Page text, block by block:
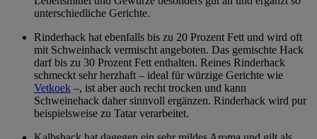
unterschiedliche Gerichte.
Rinderhack hat ebenfalls bis zu 20 Prozent Fett und wird oft
mit Schweinhack vermischt angeboten. Das gemischte Hack
darf bis zu 30 Prozent Fett enthalten. Reines Rinderhack
schmeckt sehr herzhaft – ideal für würzige Gerichte wie
Vetkoek –, ist aber auch recht trocken und kann
Schweinehack daher sinnvoll ergänzen. Rinderhack wird pur
beispielsweise zu Tatar verarbeitet.